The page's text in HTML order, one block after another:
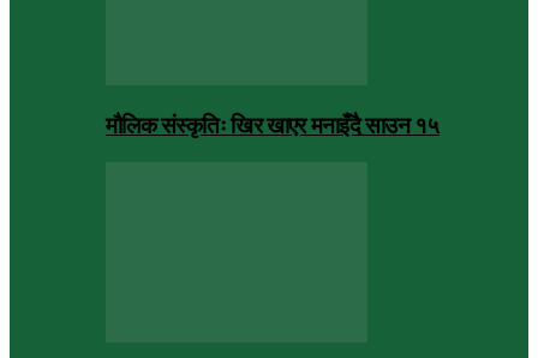
मौलिक संस्कृतिः खिर खाएर मनाइँदै साउन १५